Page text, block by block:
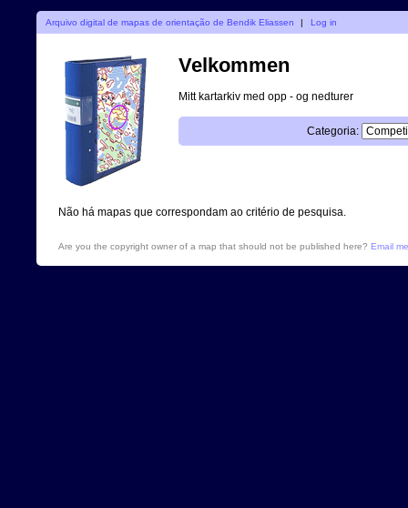
Arquivo digital de mapas de orientação de Bendik Eliassen | Log in
Velkommen
Mitt kartarkiv med opp - og nedturer
Categoria:
Não há mapas que correspondam ao critério de pesquisa.
Are you the copyright owner of a map that should not be published here? Email me